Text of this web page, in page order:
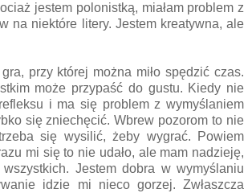
jestem polonistką, miałam problem z
na niektóre litery. Jestem kreatywna, ale
przy której można miło spędzić czas.
może przypaść do gustu. Kiedy nie
i ma się problem z wymyślaniem
się zniechęcić. Wbrew pozorom to nie
się wysilić, żeby wygrać. Powiem
mi się to nie udało, ale mam nadzieję,
Jestem dobra w wymyślaniu
idzie mi nieco gorzej. Zwłaszcza